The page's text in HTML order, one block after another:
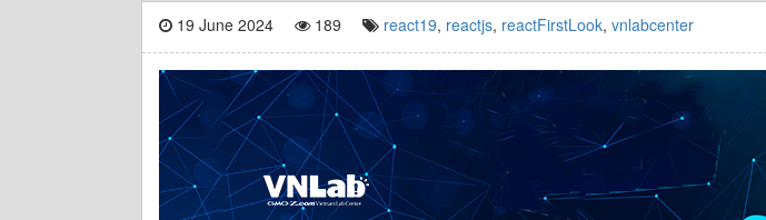
19 June 2024 189 react19, reactjs, reactFirstLook, vnlabcenter